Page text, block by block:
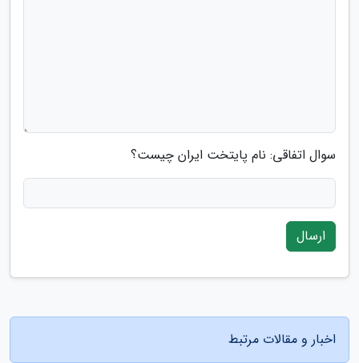
سوال اتفاقی: نام پایتخت ایران چیست؟
ارسال
اخبار و مقالات مرتبط